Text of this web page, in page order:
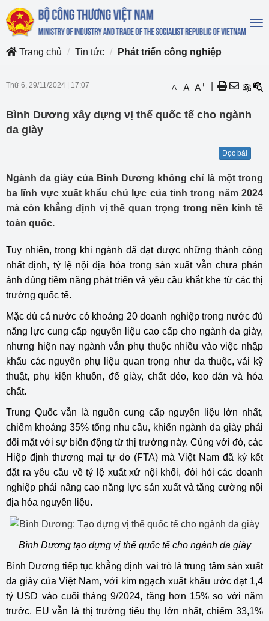
Trang chủ
Tin tức Phát triển công nghiệp
Thứ 6, 29/11/2024 17:07 A- A A+
Bình Dương xây dựng vị thế quốc tế cho ngành
da giày
Đọc bài
Ngành da giày của Bình Dương không chỉ là một trong
ba lĩnh vực xuất khẩu chủ lực của tỉnh trong năm 2024
mà còn khẳng định vị thế quan trọng trong nền kinh tế
toàn quốc.
Tuy nhiên, trong khi ngành đã đạt được những thành công
nhất định, tỷ lệ nội địa hóa trong sản xuất vẫn chưa phản
ánh đúng tiềm năng phát triển và yêu cầu khắt khe từ các thị
trường quốc tế.
Mặc dù cả nước có khoảng 20 doanh nghiệp trong nước đủ
năng lực cung cấp nguyên liệu cao cấp cho ngành da giày,
nhưng hiện nay ngành vẫn phụ thuộc nhiều vào việc nhập
khẩu các nguyên phụ liệu quan trọng như da thuộc, vải kỹ
thuật, phụ kiện khuôn, đế giày, chất dẻo, keo dán và hóa
chất.
Trung Quốc vẫn là nguồn cung cấp nguyên liệu lớn nhất,
chiếm khoảng 35% tổng nhu cầu, khiến ngành da giày phải
đối mặt với sự biến động từ thị trường này. Cùng với đó, các
Hiệp định thương mại tự do (FTA) mà Việt Nam đã ký kết
đặt ra yêu cầu về tỷ lệ xuất xứ nội khối, đòi hỏi các doanh
nghiệp phải nâng cao năng lực sản xuất và tăng cường nội
địa hóa nguyên liệu.
Bình Dương tạo dựng vị thế quốc tế cho ngành da giày
Bình Dương tiếp tục khẳng định vai trò là trung tâm sản xuất
da giày của Việt Nam, với kim ngạch xuất khẩu ước đạt 1,4
tỷ USD vào cuối tháng 9/2024, tăng hơn 15% so với năm
trước. EU vẫn là thị trường tiêu thụ lớn nhất, chiếm 33,1%